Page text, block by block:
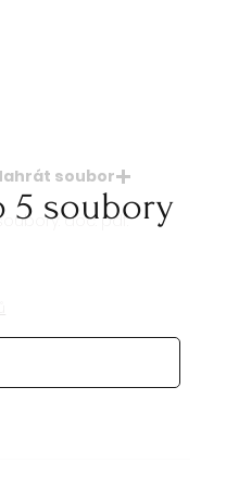
soubor
doc. pdf.
5 soubory